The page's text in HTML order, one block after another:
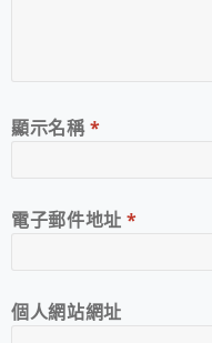
顯示名稱*
電子郵件地址*
個人網站網址